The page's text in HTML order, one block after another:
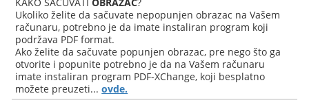
Ukoliko želite da sačuvate nepopunjen obrazac na Vašem
računaru, potrebno je da imate instaliran program koji
podržava PDF format.
Ako želite da sačuvate popunjen obrazac, pre nego što ga
otvorite i popunite potrebno je da na Vašem računaru
imate instaliran program PDF-XChange, koji besplatno
možete preuzeti...ovde.